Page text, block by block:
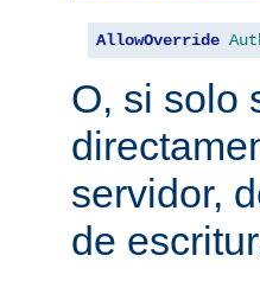
AllowOverride
O, si solo
servidor,
de